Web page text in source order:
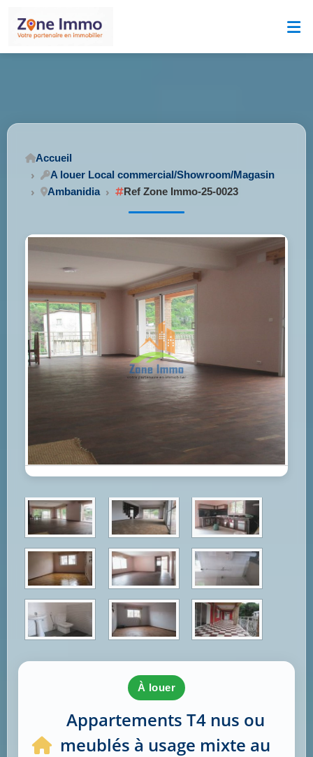
Accueil
A louer Local commercial/Showroom/Magasin
Ambanidia
Ref Zone Immo-25-0023
à louer
Appartements T4 nus ou
meublés à usage mixte au